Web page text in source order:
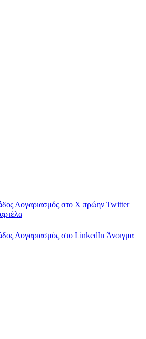
Λογαριασμός στο X πρώην Twitter
Λογαριασμός στο LinkedIn Άνοιγμα